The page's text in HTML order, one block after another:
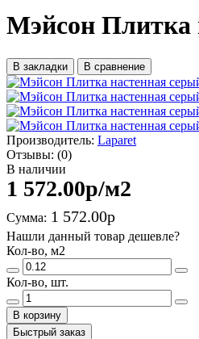
Мэйсон Плитка
В закладки В сравнение
Производитель: Laparet
Отзывы: (0)
В наличии
1 572.00р/м2
Сумма: 1 572.00р
Нашли данный товар дешевле?
Кол-во, м2
Кол-во, шт.
В корзину
Быстрый заказ